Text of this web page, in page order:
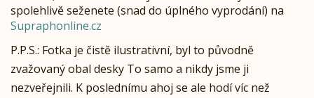
spolehlivě seženete (snad do úplného vyprodání) na
Supraphonline.cz
P.P.S.: Fotka je čistě ilustrativní, byl to původně
zvažovaný obal desky To samo a nikdy jsme ji
nezveřejnili. K poslednímu ahoj se ale hodí víc než